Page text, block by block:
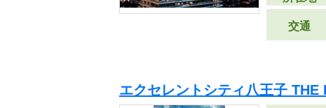
交通
エクセレントシティ八王子